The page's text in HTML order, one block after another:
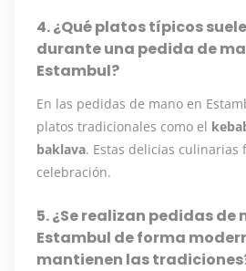
4. ¿Qué platos típicos
durante una pedida de
Estambul?
En las pedidas de mano en
platos tradicionales como el
baklava. Estas delicias culinarias
celebración.
5. ¿Se realizan pedidas de
Estambul de forma
mantienen las